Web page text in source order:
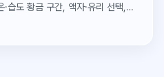
·습도 황금 구간, 액자·유리 선택,
지 정리합니다.